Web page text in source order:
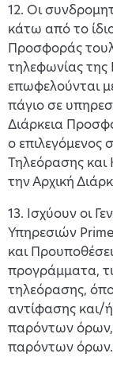
12. Οι
κάτω από το
Προσφοράς
τηλεφωνίας της
επωφελούνται
πάγιο σε
Διάρκεια
ο
Τηλεόρασης και
την Αρχική
13. Ισχύουν οι
Υπηρεσιών
και
προγράμματα,
τηλεόρασης,
αντίφασης και/
παρόντων όρων,
παρόντων όρων.